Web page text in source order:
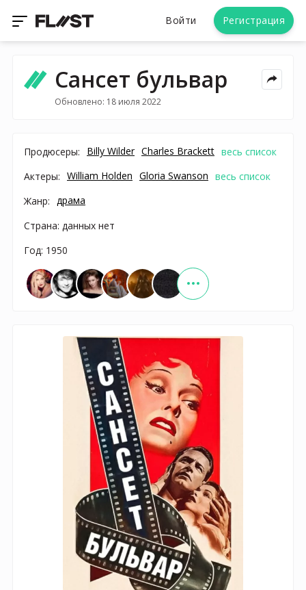
Войти Регистрация
Сансет бульвар
Обновлено: 18 июля 2022
Продюсеры: Billy Wilder Charles Brackett весь список
Актеры: William Holden Gloria Swanson весь список
Жанр:
драма
Страна: данных нет
Год: 1950